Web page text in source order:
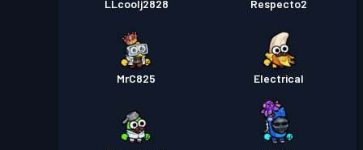
LLcoolj2828 Respecto2
MrC825 Electrical